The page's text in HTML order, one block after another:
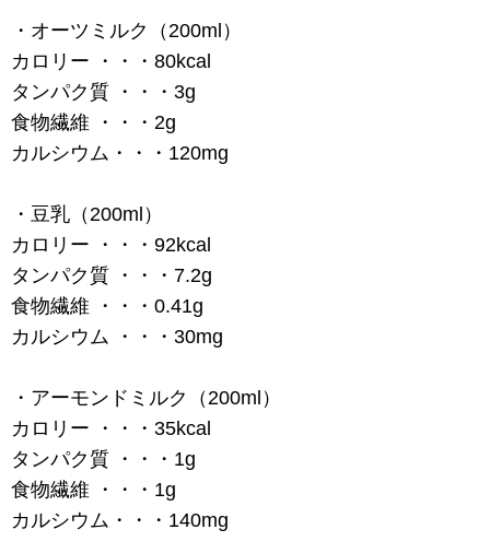
・オーツミルク（200ml）
カロリー ・・・80kcal
タンパク質 ・・・3g
食物繊維 ・・・2g
カルシウム・・・120mg
・豆乳（200ml）
カロリー ・・・92kcal
タンパク質 ・・・7.2g
食物繊維 ・・・0.41g
カルシウム ・・・30mg
・アーモンドミルク（200ml）
カロリー ・・・35kcal
タンパク質 ・・・1g
食物繊維 ・・・1g
カルシウム・・・140mg